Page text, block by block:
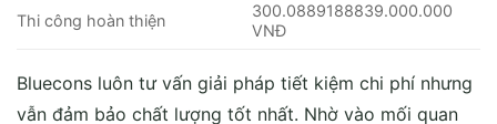
hệ với các nhà cung cấp, chúng tôi giúp khách hàng
mua được vật liệu nội thất với mức giá ưu đãi nhất.
Việc tối ưu chi phí không có nghĩa là giảm chất lượng,
mà là tìm ra phương án thi công hợp lý nhất, sử dụng